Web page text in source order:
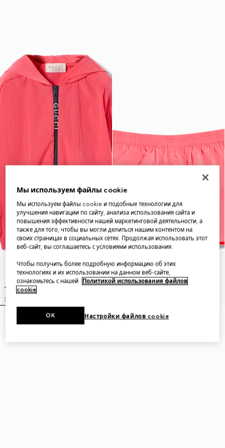
Baby nylon froissé shorts
Мы используем файлы cookie
Мы используем файлы cookie и подобные технологии для
улучшения навигации по сайту, анализа использования сайта и
повышения эффективности нашей маркетинговой деятельности, а
также для того, чтобы вы могли делиться нашим контентом на
своих страницах в социальных сетях. Продолжая использовать этот
веб-сайт, вы соглашаетесь с условиями использования.
Чтобы получить более подробную информацию об этих
технологиях и их использовании на данном веб-сайте,
ознакомьтесь с нашей
Политикой использования файлов
cookie.
Настройки файлов cookie
OK